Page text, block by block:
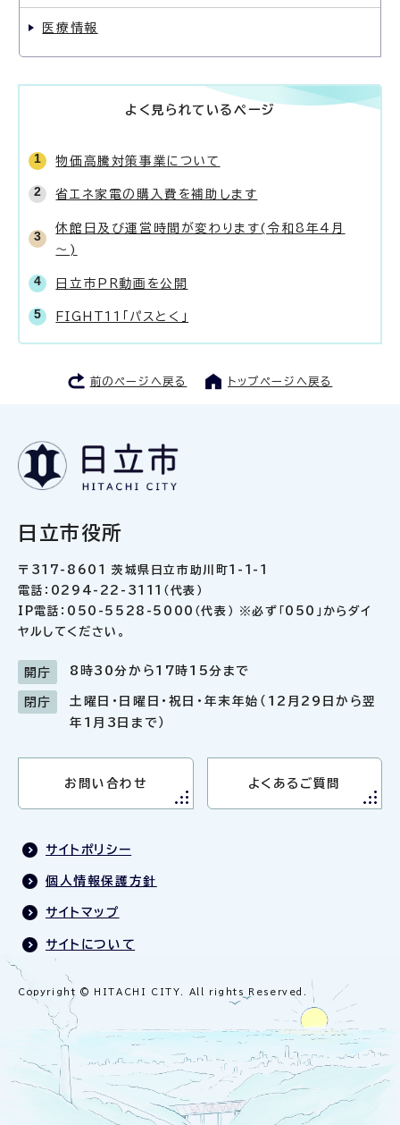
医療情報
よく見られているページ
物価高騰対策事業について
省エネ家電の購入費を補助します
休館日及び運営時間が変わります(令和8年4月
～)
日立市PR動画を公開
FIGHT11「パスとく」
前のページへ戻る トップページへ戻る
日立市役所
〒317-8601 茨城県日立市助川町1-1-1
電話：0294-22-3111（代表）
IP電話：050-5528-5000（代表） ※必ず「050」からダイ
ヤルしてください。
開庁 8時30分から17時15分まで
閉庁
土曜日・日曜日・祝日・年末年始（12月29日から翌
年1月3日まで）
お問い合わせ よくあるご質問
サイトポリシー
個人情報保護方針
サイトマップ
サイトについて
Copyright © HITACHI CITY. All rights Reserved.